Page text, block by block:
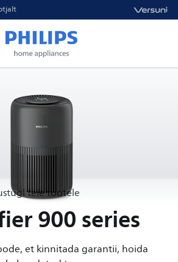
teie tootele
900 series
et kinnitada garantii, hoida